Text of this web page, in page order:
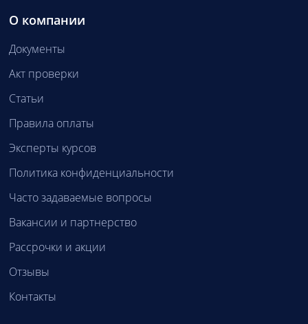
О компании
Документы
Акт проверки
Статьи
Правила оплаты
Эксперты курсов
Политика конфиденциальности
Часто задаваемые вопросы
Вакансии и партнерство
Рассрочки и акции
Отзывы
Контакты